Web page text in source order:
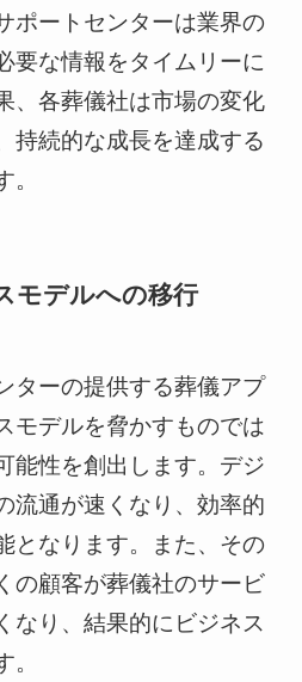
ポートセンターは業界の
要な情報をタイムリーに
、各葬儀社は市場の変化
持続的な成長を達成する
モデルへの移行
ターの提供する葬儀アプ
モデルを脅かすものでは
能性を創出します。デジ
流通が速くなり、効率的
となります。また、その
の顧客が葬儀社のサービ
なり、結果的にビジネス